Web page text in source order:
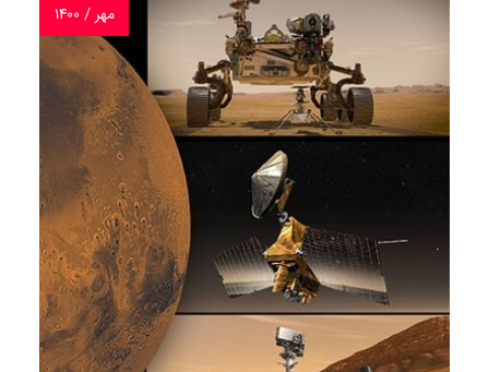
مهر / ۱۴۰۰